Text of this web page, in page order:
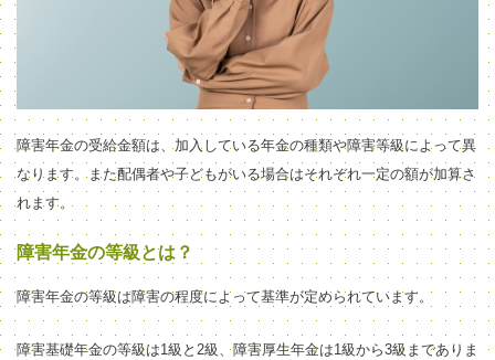
障害年金の受給金額は、加入している年金の種類や障害等級によって異
なります。また配偶者や子どもがいる場合はそれぞれ一定の額が加算さ
れます。
障害年金の等級とは？
障害年金の等級は障害の程度によって基準が定められています。
障害基礎年金の等級は1級と2級 、障害厚生年金は1級から3級までありま